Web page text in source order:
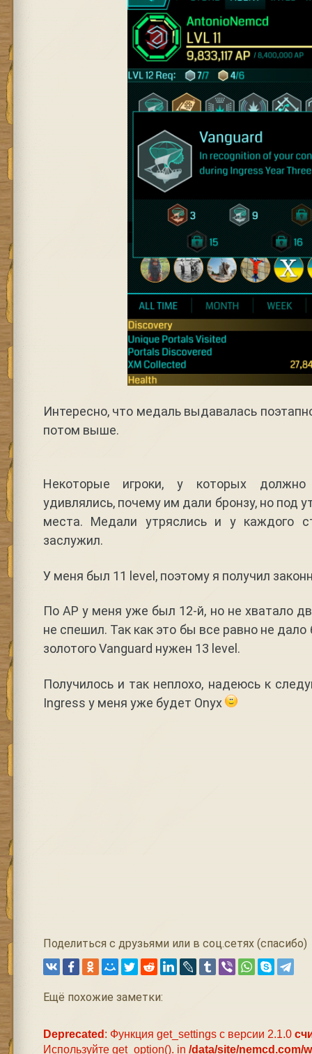
Интересно, что медаль выдавалась
потом выше.
Некоторые игроки, у которых
удивлялись, почему им дали бронзу, но под
места. Медали утряслись и у каждого
заслужил.
У меня был 11 level, поэтому я получил
По AP у меня уже был 12-й, но не хватало
не спешил. Так как это бы все равно не
золотого Vanguard нужен 13 level.
Получилось и так неплохо, надеюсь к
Ingress у меня уже будет Onyx
Поделиться с друзьями или в соц.сетях (спасибо)
Ещё похожие заметки:
Deprecated : Функция get_settings с версии 2.1.0
Используйте get_option(). in /data/site/nemcd.com/